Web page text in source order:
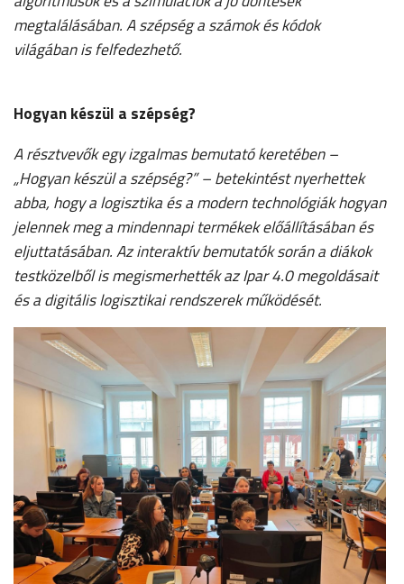
megtalálásában. A szépség a számok és kódok
világában is felfedezhető.
Hogyan készül a szépség?
A résztvevők egy izgalmas bemutató keretében –
„Hogyan készül a szépség?” – betekintést nyerhettek
abba, hogy a logisztika és a modern technológiák hogyan
jelennek meg a mindennapi termékek előállításában és
eljuttatásában. Az interaktív bemutatók során a diákok
testközelből is megismerhették az Ipar 4.0 megoldásait
és a digitális logisztikai rendszerek működését.